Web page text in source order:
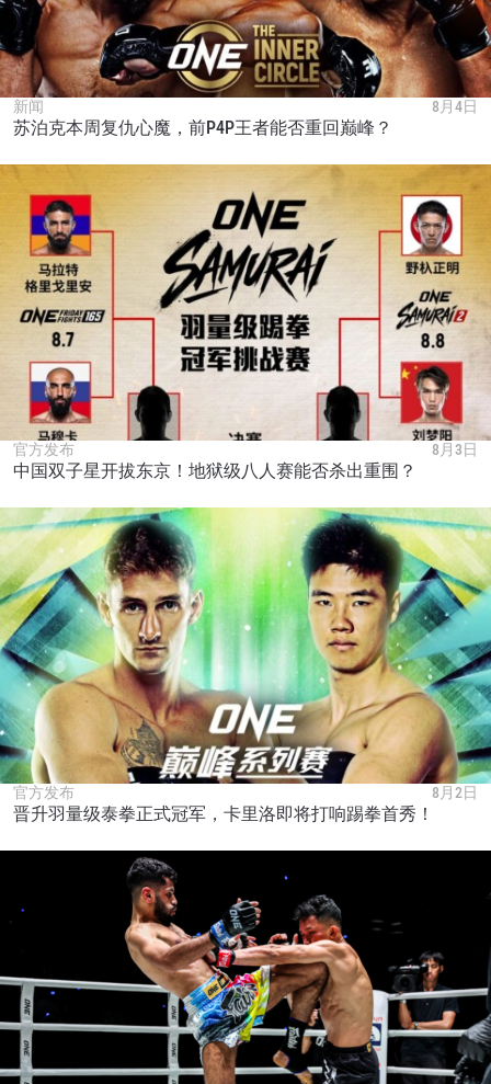
新闻 8月4日
苏泊克本周复仇心魔，前P4P王者能否重回巅峰？
官方发布 8月3日
中国双子星开拔东京！地狱级八人赛能否杀出重围？
官方发布 8月2日
晋升羽量级泰拳正式冠军，卡里洛即将打响踢拳首秀！
对手
查看集锦
浏览了解更多
在任何地域观看ONE冠军赛，现在注册获得权限了
解最新资讯、解锁特别福利以及优先机遇获得直播
场次的最佳座位！
邮箱
名字
订阅
提交此表格签署弹出免责声明，即表示您同意我们
的隐私政策，我们将收集、使用和披露您的信息。
您可以随时取消订阅这些信息。